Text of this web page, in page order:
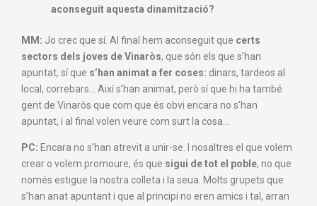
aconseguit aquesta dinamització?
MM: Jo crec que sí. Al final hem aconseguit que certs
sectors dels joves de Vinaròs, que són els que s’han
apuntat, sí que s’han animat a fer coses: dinars, tardeos al
local, correbars… Així s’han animat, però sí que hi ha també
gent de Vinaròs que com que és obvi encara no s’han
apuntat, i al final volen veure com surt la cosa…
PC: Encara no s’han atrevit a unir-se. I nosaltres el que volem
crear o volem promoure, és que sigui de tot el poble, no que
només estigue la nostra colleta i la seua. Molts grupets que
s’han anat apuntant i que al principi no eren amics i tal, arran